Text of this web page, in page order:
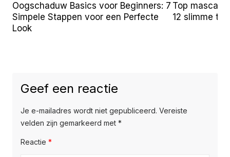
Oogschaduw Basics voor Beginners: 7
Simpele Stappen voor een Perfecte
Look
Top
12 slimme
Geef een reactie
Je e-mailadres wordt niet gepubliceerd. Vereiste
velden zijn gemarkeerd met *
Reactie *